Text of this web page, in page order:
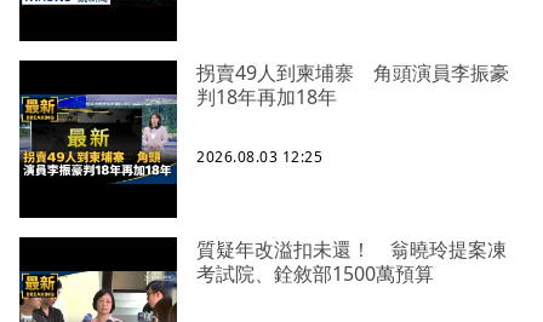
拐賣49人到柬埔寨 角頭演員李振豪
判18年再加18年
2026.08.03 12:25
質疑年改溢扣未還！ 翁曉玲提案凍
考試院、銓敘部1500萬預算